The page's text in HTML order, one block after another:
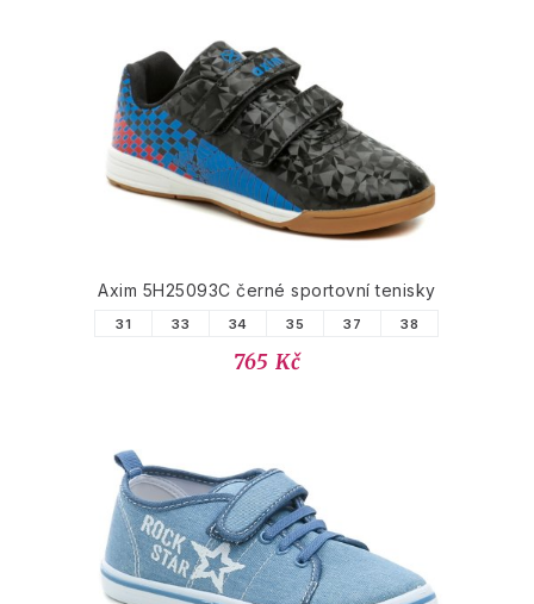
Axim 5H25093C černé sportovní tenisky
31 33 34 35 37 38
765 Kč